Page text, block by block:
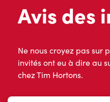
Avis des
Ne nous croyez pas sur
invités ont eu à dire au
chez Tim Hortons.